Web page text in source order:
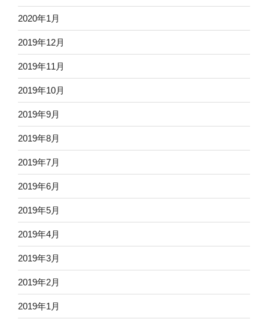
2020年1月
2019年12月
2019年11月
2019年10月
2019年9月
2019年8月
2019年7月
2019年6月
2019年5月
2019年4月
2019年3月
2019年2月
2019年1月